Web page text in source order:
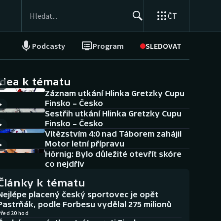
ČT
Podcasty Program SLEDOVAT
NEPŘEHLÉDNĚTE
Historické návraty
Aplikace ČT sport
AZ kvíz
k tématu
Záznam utkání Hlinka Gretzky Cupu
Finsko – Česko
Sestřih utkání Hlinka Gretzky Cupu
Finsko – Česko
Vítězstvím 4:0 nad Táborem zahájil
Motor letní přípravu
Hörnig: Bylo důležité otevřít skóre
co nejdřív
k tématu
placený český sportovec je opět
podle Forbesu vydělal 275 milionů
20 hod